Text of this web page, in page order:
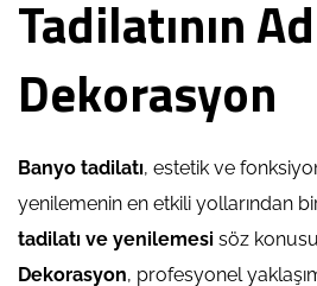
Tadilatının
Dekorasyon
Banyo tadilatı, estetik ve
yenilemenin en etkili yollarından
tadilatı ve yenilemesi söz
Dekorasyon, profesyonel